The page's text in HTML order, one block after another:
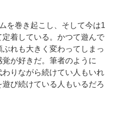
を巻き起こし、そして今は1
着している。かつて遊んで
れも大きく変わってしまっ
が好きだ。筆者のように
りながら続けてい人もいれ
び続けている人もいるだろ